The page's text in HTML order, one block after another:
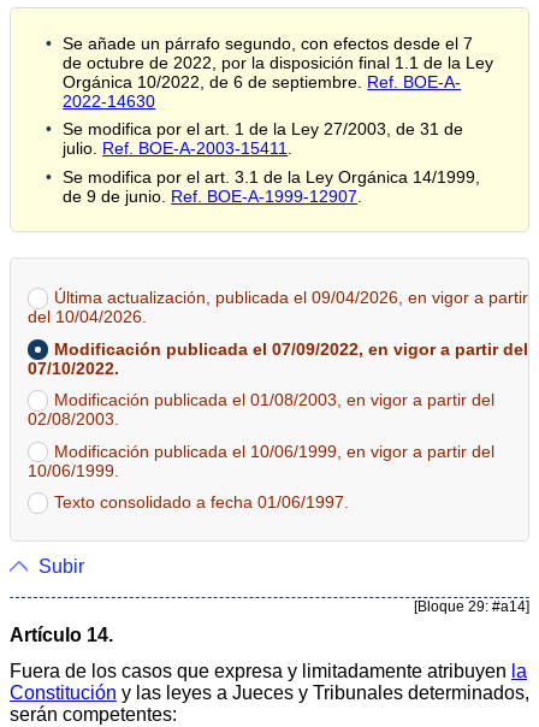
Se añade un párrafo segundo, con efectos desde el 7
de octubre de 2022, por la disposición final 1.1 de la Ley
Orgánica 10/2022, de 6 de septiembre. Ref. BOE-A-
2022-14630
Se modifica por el art. 1 de la Ley 27/2003, de 31 de
julio. Ref. BOE-A-2003-15411.
Se modifica por el art. 3.1 de la Ley Orgánica 14/1999,
de 9 de junio. Ref. BOE-A-1999-12907
Última actualización, publicada el 09/04/2026, en vigor a partir
del 10/04/2026.
Modificación publicada el 07/09/2022, en vigor a partir del
07/10/2022.
Modificación publicada el 01/08/2003, en vigor a partir del
02/08/2003.
Modificación publicada el 10/06/1999, en vigor a partir del
10/06/1999.
Texto consolidado a fecha 01/06/1997.
Subir
[Bloque 29: #a14]
Artículo 14.
Fuera de los casos que expresa y limitadamente atribuyen la
Constitución y las leyes a Jueces y Tribunales determinados,
serán competentes: